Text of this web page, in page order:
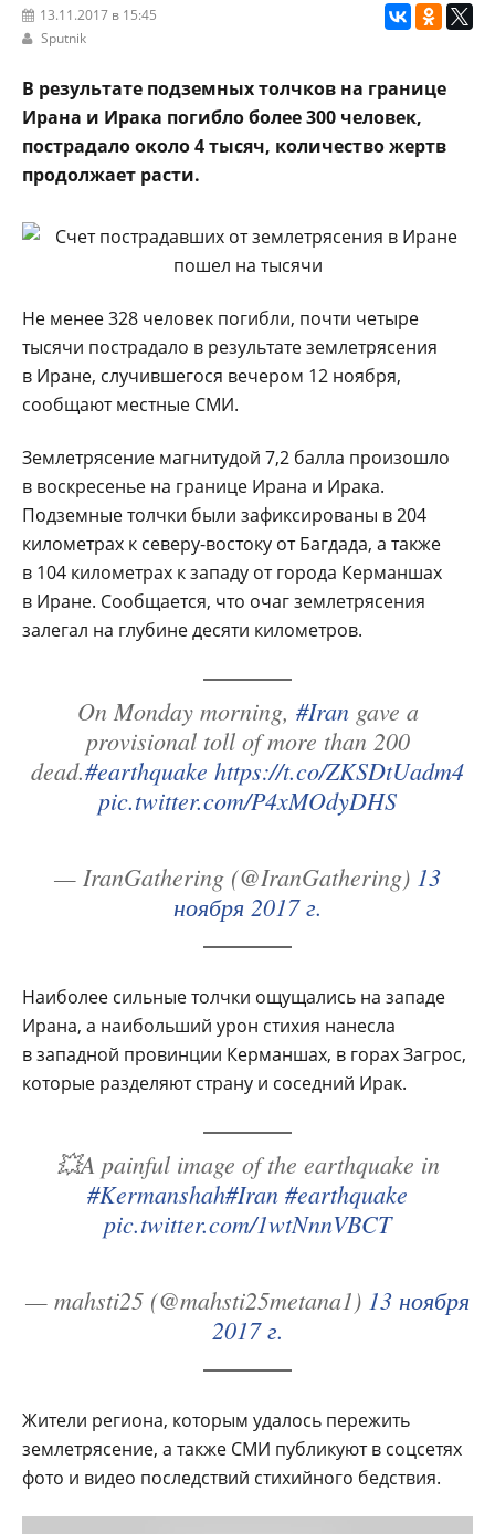
13.11.2017 в 15:45
Sputnik
В результате подземных толчков на границе
Ирана и Ирака погибло более 300 человек,
пострадало около 4 тысяч, количество жертв
продолжает расти.
Не менее 328 человек погибли, почти четыре
тысячи пострадало в результате землетрясения
в Иране, случившегося вечером 12 ноября,
сообщают местные СМИ.
Землетрясение магнитудой 7,2 балла произошло
в воскресенье на границе Ирана и Ирака.
Подземные толчки были зафиксированы в 204
километрах к северу-востоку от Багдада, а также
в 104 километрах к западу от города Керманшах
в Иране. Сообщается, что очаг землетрясения
залегал на глубине десяти километров.
On Monday morning, #Irangave a
provisional toll of more than 200
dead.#earthquake https://t.co/ZKSDtUadm4
pic.twitter.com/P4xMOdyDHS
— IranGathering (@IranGathering) 13
ноября 2017 г.
Наиболее сильные толчки ощущались на западе
Ирана, а наибольший урон стихия нанесла
в западной провинции Керманшах, в горах Загрос,
которые разделяют страну и соседний Ирак.
💥A painful image of the earthquake in
#Kermanshah#Iran #earthquake
pic.twitter.com/1wtNnnVBCT
— mahsti25 (@mahsti25metana1) 13 ноября
2017 г.
Жители региона, которым удалось пережить
землетрясение, а также СМИ публикуют в соцсетях
фото и видео последствий стихийного бедствия.